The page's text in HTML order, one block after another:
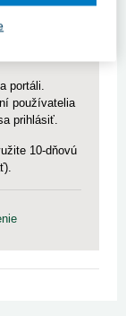
portáli.
používatelia
prihlásiť.
10-dňovú